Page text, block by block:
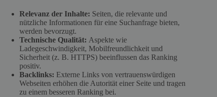
Relevanz der Inhalte: Seiten, die relevante und
nützliche Informationen für eine Suchanfrage bieten,
werden bevorzugt.
Technische Qualität: Aspekte wie
Ladegeschwindigkeit, Mobilfreundlichkeit und
Sicherheit (z. B. HTTPS) beeinflussen das Ranking
positiv.
Backlinks: Externe Links von vertrauenswürdigen
Webseiten erhöhen die Autorität einer Seite und tragen
zu einem besseren Ranking bei.